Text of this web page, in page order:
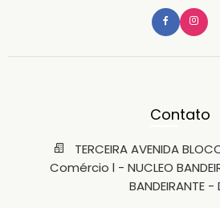
Contato
TERCEIRA AVENIDA
Comércio l - NUCLEO
BANDEIRANTE -